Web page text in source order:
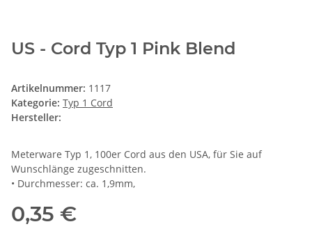
US - Cord Typ 1 Pink Blend
Artikelnummer: 1117
Kategorie: Typ 1 Cord
Hersteller:
Meterware Typ 1, 100er Cord aus den USA, für Sie auf
Wunschlänge zugeschnitten.
• Durchmesser: ca. 1,9mm,
0,35 €